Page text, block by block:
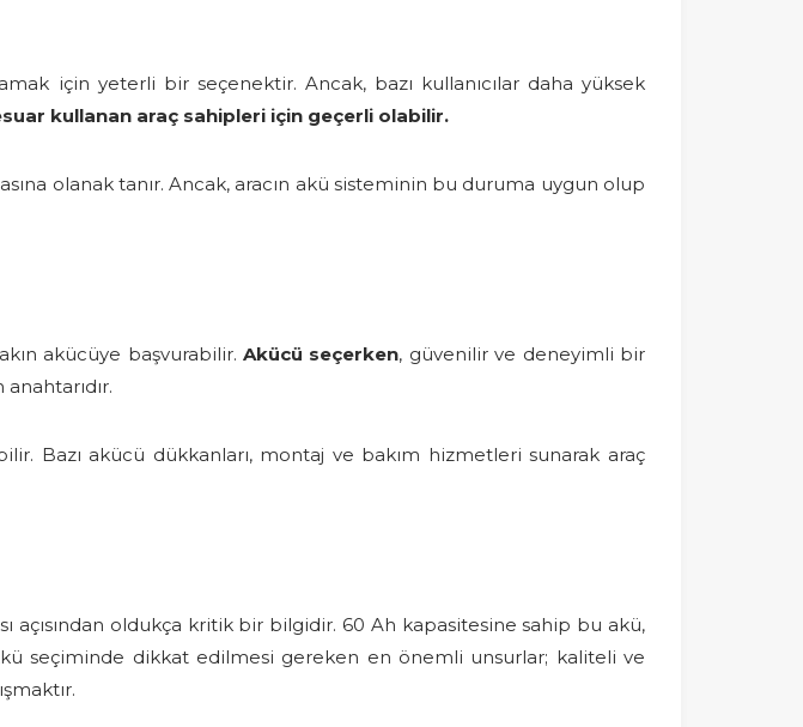
için yeterli bir seçenektir. Ancak, bazı kullanıcılar daha yüksek
kullanan araç sahipleri için geçerli olabilir.
olanak tanır. Ancak, aracın akü sisteminin bu duruma uygun olup
akücüye başvurabilir.Akücü seçerken, güvenilir ve deneyimli bir
Bazı akücü dükkanları, montaj ve bakım hizmetleri sunarak araç
açısından oldukça kritik bir bilgidir. 60 Ah kapasitesine sahip bu akü,
seçiminde dikkat edilmesi gereken en önemli unsurlar; kaliteli ve